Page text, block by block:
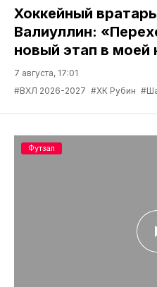
Хоккейный
Валиуллин:
новый этап в моей
7 августа, 17:01
#ВХЛ 2026-2027 #ХК Рубин
Футзал